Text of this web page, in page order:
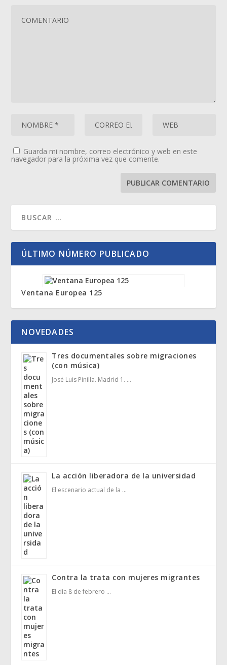
Guarda mi nombre, correo electrónico y web en este
navegador para la próxima vez que comente.
ÚLTIMO NÚMERO PUBLICADO
Ventana Europea 125
NOVEDADES
Tres documentales sobre migraciones
(con música)
José Luis Pinilla. Madrid 1. …
La acción liberadora de la universidad
El escenario actual de la …
Contra la trata con mujeres migrantes
El día 8 de febrero …